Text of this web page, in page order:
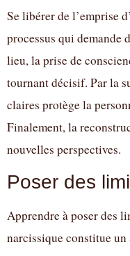
Se libérer de l’emprise
processus qui demande
lieu, la prise de
tournant décisif. Par la
claires protège la
Finalement, la
nouvelles perspectives.
Poser des
Apprendre à poser des
narcissique constitue